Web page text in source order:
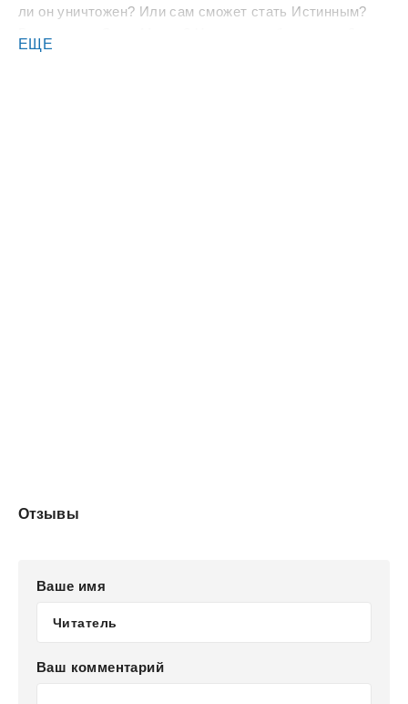
ли он уничтожен? Или сам сможет стать Истинным?
Решать героям. И тому, кто поведет их в бой!Это
ЕЩЕ
Отзывы
Ваше имя
Ваш комментарий